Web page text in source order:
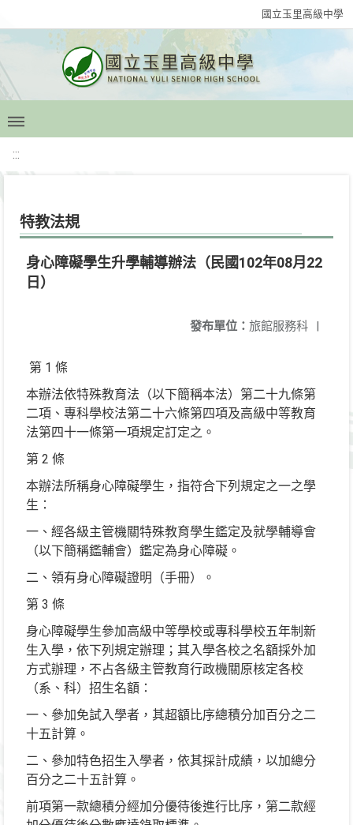
國立玉里高級中學
:::
特教法規
身心障礙學生升學輔導辦法（民國102年08月22
日）
發布單位： 旅館服務科 |
第 1 條
本辦法依特殊教育法（以下簡稱本法）第二十九條第
二項、專科學校法第二十六條第四項及高級中等教育
法第四十一條第一項規定訂定之。
第 2 條
本辦法所稱身心障礙學生，指符合下列規定之一之學
生：
一、經各級主管機關特殊教育學生鑑定及就學輔導會
（以下簡稱鑑輔會）鑑定為身心障礙。
二、領有身心障礙證明（手冊）。
第 3 條
身心障礙學生參加高級中等學校或專科學校五年制新
生入學，依下列規定辦理；其入學各校之名額採外加
方式辦理，不占各級主管教育行政機關原核定各校
（系、科）招生名額：
一、參加免試入學者，其超額比序總積分加百分之二
十五計算。
二、參加特色招生入學者，依其採計成績，以加總分
百分之二十五計算。
前項第一款總積分經加分優待後進行比序，第二款經